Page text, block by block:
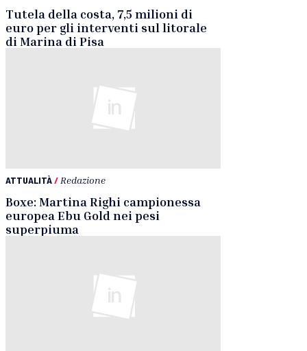
Tutela della costa, 7,5 milioni di
euro per gli interventi sul litorale
di Marina di Pisa
ATTUALITÀ/ Redazione
Boxe: Martina Righi campionessa
europea Ebu Gold nei pesi
superpiuma